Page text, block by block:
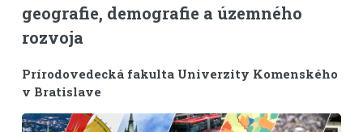
geografie, demografie a územného
rozvoja
Prírodovedecká fakulta Univerzity Komenského
v Bratislave